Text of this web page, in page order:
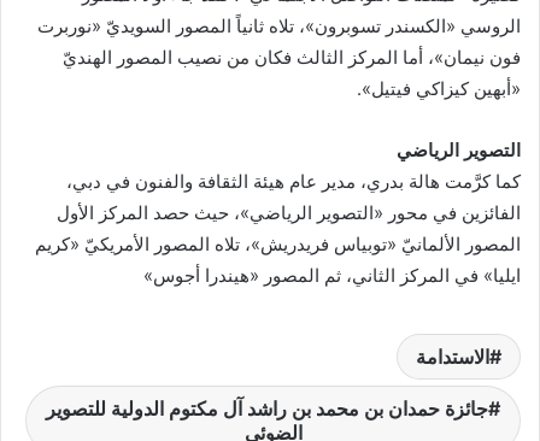
الروسي «الكسندر تسوبرون»، تلاه ثانياً المصور السويديّ «نوربرت
فون نيمان»، أما المركز الثالث فكان من نصيب المصور الهنديّ
«أبهين كيزاكي فيتيل».
التصوير الرياضي
كما كرَّمت هالة بدري، مدير عام هيئة الثقافة والفنون في دبي،
الفائزين في محور «التصوير الرياضي»، حيث حصد المركز الأول
المصور الألمانيّ «توبياس فريدريش»، تلاه المصور الأمريكيّ «كريم
ايليا» في المركز الثاني، ثم المصور «هيندرا أجوس»
الاستدامة
جائزة حمدان بن محمد بن راشد آل مكتوم الدولية للتصوير
الضوئي